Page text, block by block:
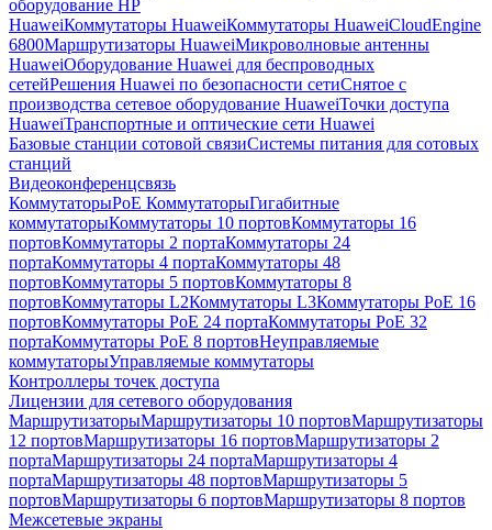
оборудование HP
HuaweiКоммутаторы HuaweiКоммутаторы HuaweiCloudEngine
6800Маршрутизаторы HuaweiМикроволновые антенны
HuaweiОборудование Huawei для беспроводных
сетейРешения Huawei по безопасности сетиСнятое с
производства сетевое оборудование HuaweiТочки доступа
HuaweiТранспортные и оптические сети Huawei
Базовые станции сотовой связиСистемы питания для сотовых
станций
Видеоконференцсвязь
КоммутаторыPoE КоммутаторыГигабитные
коммутаторыКоммутаторы 10 портовКоммутаторы 16
портовКоммутаторы 2 портаКоммутаторы 24
портаКоммутаторы 4 портаКоммутаторы 48
портовКоммутаторы 5 портовКоммутаторы 8
портовКоммутаторы L2Коммутаторы L3Коммутаторы PoE 16
портовКоммутаторы PoE 24 портаКоммутаторы PoE 32
портаКоммутаторы PoE 8 портовНеуправляемые
коммутаторыУправляемые коммутаторы
Контроллеры точек доступа
Лицензии для сетевого оборудования
МаршрутизаторыМаршрутизаторы 10 портовМаршрутизаторы
12 портовМаршрутизаторы 16 портовМаршрутизаторы 2
портаМаршрутизаторы 24 портаМаршрутизаторы 4
портаМаршрутизаторы 48 портовМаршрутизаторы 5
портовМаршрутизаторы 6 портовМаршрутизаторы 8 портов
Межсетевые экраны